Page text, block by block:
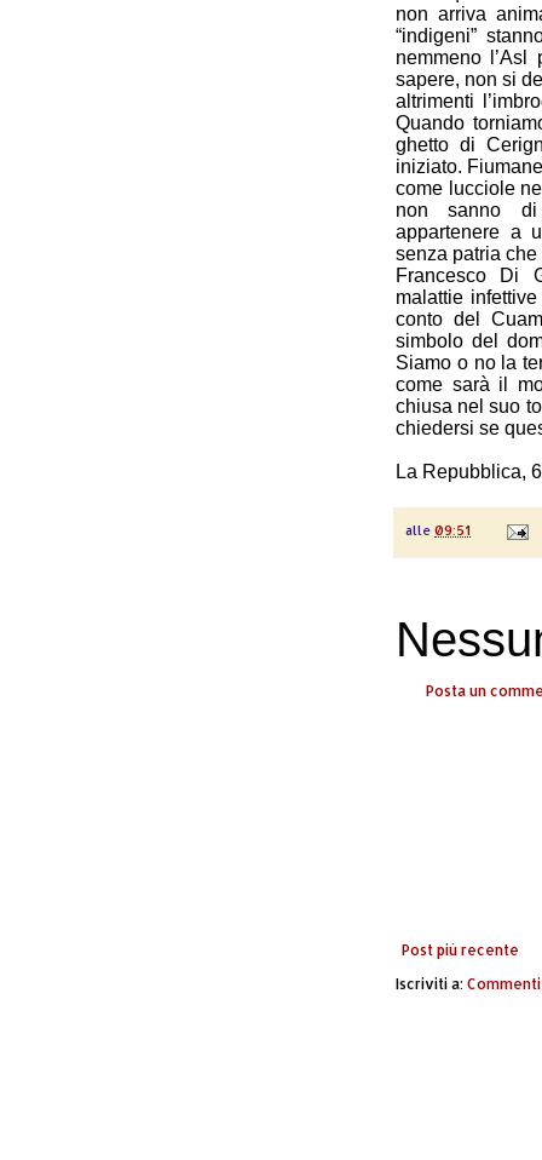
non arriva
“indigeni”
nemmeno
sapere, non si
altrimenti
Quando
ghetto di
iniziato.
come lucciole
non sanno di
appartenere a
senza patria
Francesco Di
malattie
conto del
simbolo del
Siamo o no la
come sarà il
chiusa nel suo
chiedersi se
La Repubblica,
alle 09:51
Posta un
Post più recente
Iscriviti a: